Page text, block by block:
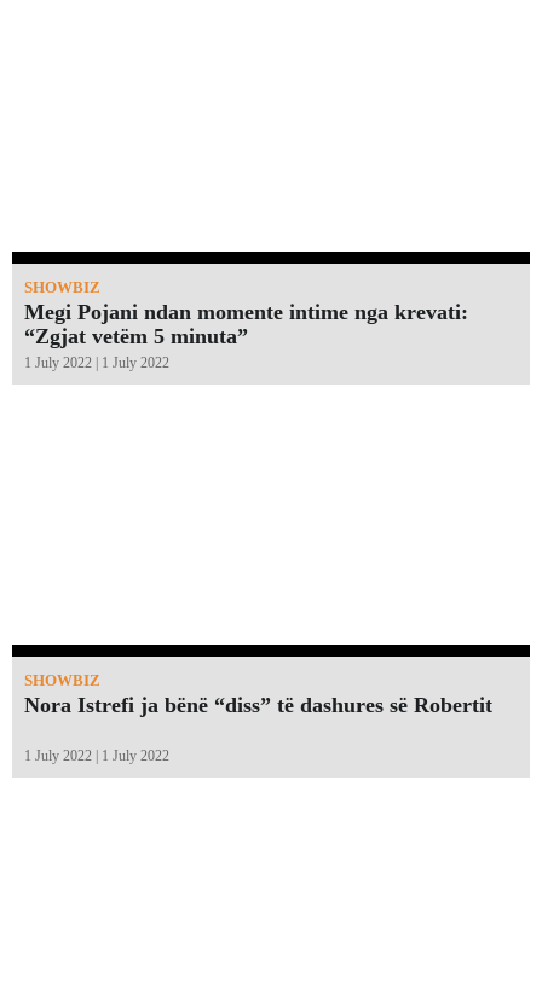
SHOWBIZ
Megi Pojani ndan momente intime nga krevati:
“Zgjat vetëm 5 minuta”￼
1 July 2022 | 1 July 2022
SHOWBIZ
Nora Istrefi ja bënë “diss” të dashures së Robertit
1 July 2022 | 1 July 2022